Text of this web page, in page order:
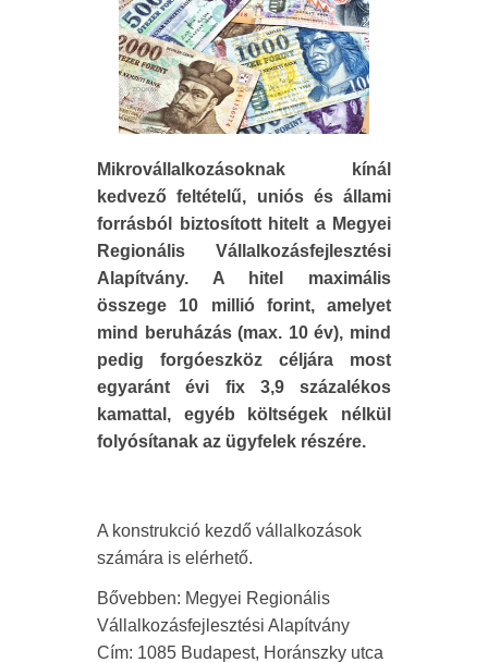
Mikrovállalkozásoknak kínál
kedvező feltételű, uniós és állami
forrásból biztosított hitelt a Megyei
Regionális Vállalkozásfejlesztési
Alapítvány. A hitel maximális
összege 10 millió forint, amelyet
mind beruházás (max. 10 év), mind
pedig forgóeszköz céljára most
egyaránt évi fix 3,9 százalékos
kamattal, egyéb költségek nélkül
folyósítanak az ügyfelek részére.
A konstrukció kezdő vállalkozások
számára is elérhető.
Bővebben: Megyei Regionális
Vállalkozásfejlesztési Alapítvány
Cím: 1085 Budapest, Horánszky utca